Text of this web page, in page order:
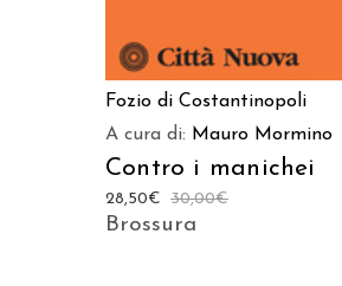
Fozio di Costantinopoli
A cura di: Mauro Mormino
Contro i manichei
30,00€
28,50€
Brossura